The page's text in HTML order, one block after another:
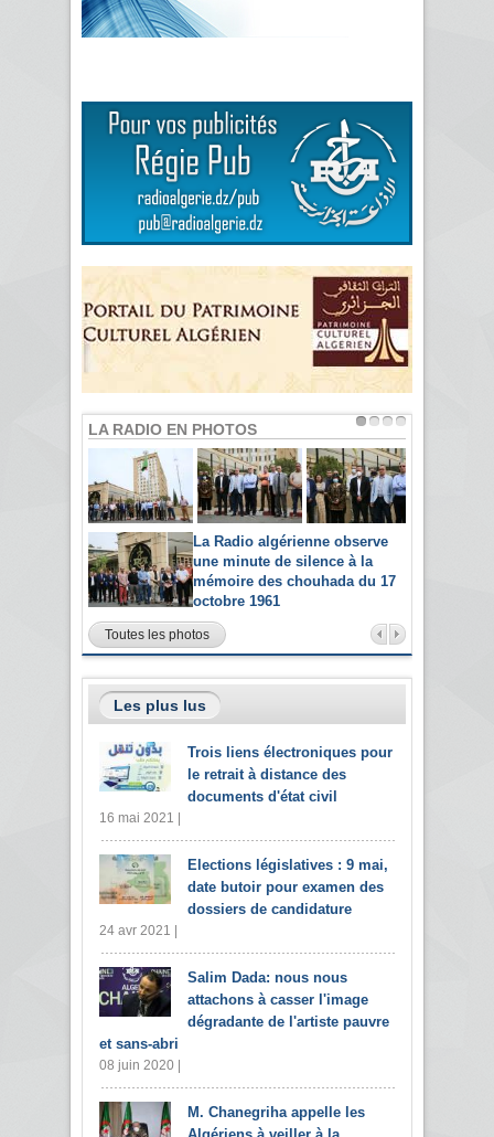
LA RADIO EN PHOTOS
La Radio algérienne observe
une minute de silence à la
mémoire des chouhada du 17
octobre 1961
Toutes les photos
Les plus lus
Trois liens électroniques pour
le retrait à distance des
documents d'état civil
16 mai 2021 |
Elections législatives : 9 mai,
date butoir pour examen des
dossiers de candidature
24 avr 2021 |
Salim Dada: nous nous
attachons à casser l'image
dégradante de l'artiste pauvre
et sans-abri
08 juin 2020 |
M. Chanegriha appelle les